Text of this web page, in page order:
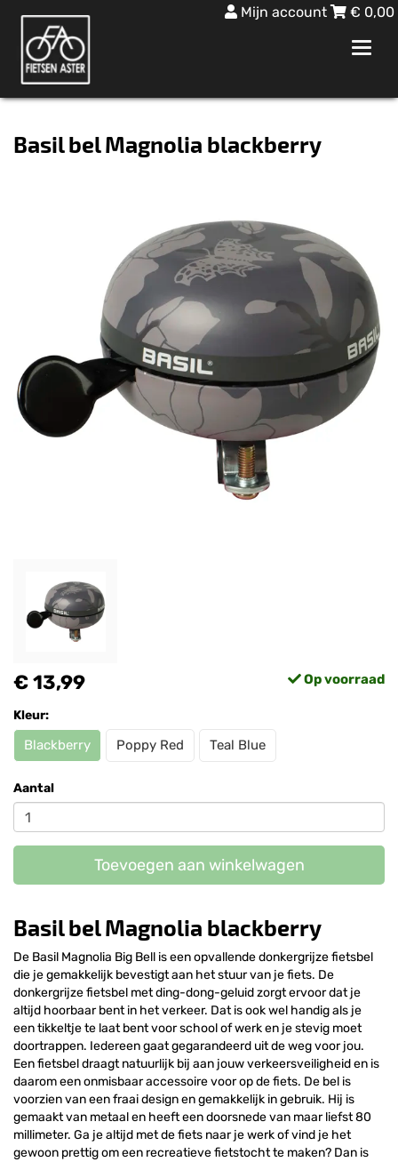
Mijn account € 0,00
Basil bel Magnolia blackberry
€ 13,99 Op voorraad
Kleur:
Blackberry Poppy Red Teal Blue
Aantal
Toevoegen aan winkelwagen
Basil bel Magnolia blackberry
De Basil Magnolia Big Bell is een opvallende donkergrijze fietsbel
die je gemakkelijk bevestigt aan het stuur van je fiets. De
donkergrijze fietsbel met ding-dong-geluid zorgt ervoor dat je
altijd hoorbaar bent in het verkeer. Dat is ook wel handig als je
een tikkeltje te laat bent voor school of werk en je stevig moet
doortrappen. Iedereen gaat gegarandeerd uit de weg voor jou.
Een fietsbel draagt natuurlijk bij aan jouw verkeersveiligheid en is
daarom een onmisbaar accessoire voor op de fiets. De bel is
voorzien van een fraai design en gemakkelijk in gebruik. Hij is
gemaakt van metaal en heeft een doorsnede van maar liefst 80
millimeter. Ga je altijd met de fiets naar je werk of vind je het
gewoon prettig om een recreatieve fietstocht te maken? Dan is